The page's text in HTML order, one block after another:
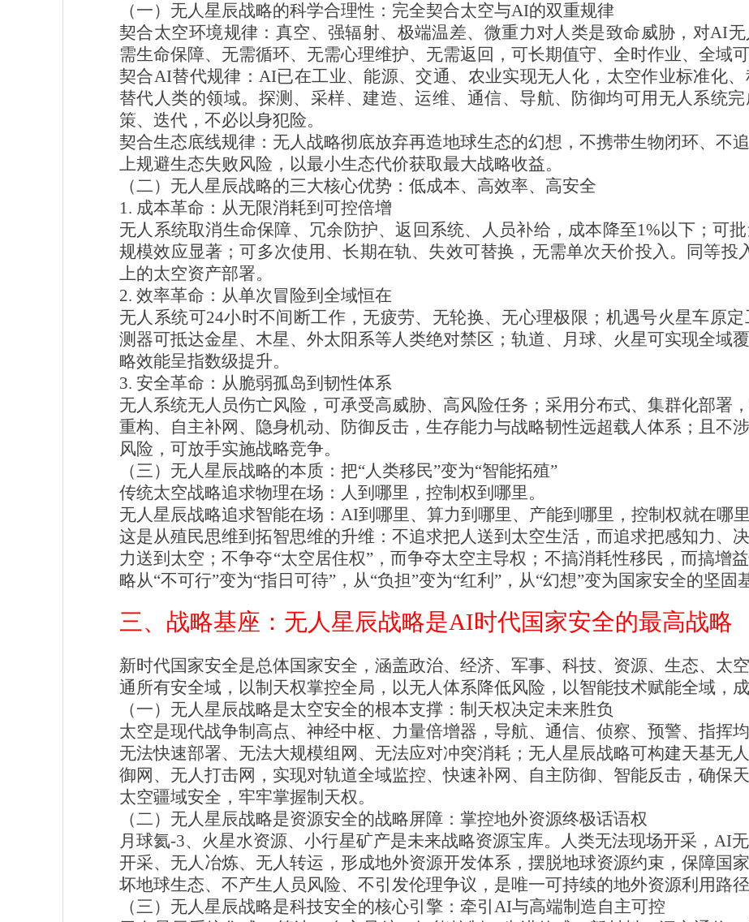
（一）无人星辰战略的科学合理性：完全契合太空与AI的双重规律
契合太空环境规律：真空、强辐射、极端温差、微重力对人类是致命威胁，对AI
需生命保障、无需循环、无需心理维护、无需返回，可长期值守、全时作业、全域可
契合AI替代规律：AI已在工业、能源、交通、农业实现无人化，太空作业标准化
替代人类的领域。探测、采样、建造、运维、通信、导航、防御均可用无人系统
策、迭代，不必以身犯险。
契合生态底线规律：无人战略彻底放弃再造地球生态的幻想，不携带生物闭环、不
上规避生态失败风险，以最小生态代价获取最大战略收益。
（二）无人星辰战略的三大核心优势：低成本、高效率、高安全
1. 成本革命：从无限消耗到可控倍增
无人系统取消生命保障、冗余防护、返回系统、人员补给，成本降至1%以下；可
规模效应显著；可多次使用、长期在轨、失效可替换，无需单次天价投入。同等投
上的太空资产部署。
2. 效率革命：从单次冒险到全域恒在
无人系统可24小时不间断工作，无疲劳、无轮换、无心理极限；机遇号火星车原
测器可抵达金星、木星、外太阳系等人类绝对禁区；轨道、月球、火星可实现全域
略效能呈指数级提升。
3. 安全革命：从脆弱孤岛到韧性体系
无人系统无人员伤亡风险，可承受高威胁、高风险任务；采用分布式、集群化部署
重构、自主补网、隐身机动、防御反击，生存能力与战略韧性远超载人体系；且不
风险，可放手实施战略竞争。
（三）无人星辰战略的本质：把“人类移民”变为“智能拓殖”
传统太空战略追求物理在场：人到哪里，控制权到哪里。
无人星辰战略追求智能在场：AI到哪里、算力到哪里、产能到哪里，控制权就在哪里
这是从殖民思维到拓智思维的升维：不追求把人送到太空生活，而追求把感知力、
力送到太空；不争夺“太空居住权”，而争夺太空主导权；不搞消耗性移民，而搞增
略从“不可行”变为“指日可待”，从“负担”变为“红利”，从“幻想”变为国家安全的坚固
三、战略基座：无人星辰战略是AI时代国家安全的最高战略
新时代国家安全是总体国家安全，涵盖政治、经济、军事、科技、资源、生态、太
通所有安全域，以制天权掌控全局，以无人体系降低风险，以智能技术赋能全域，
（一）无人星辰战略是太空安全的根本支撑：制天权决定未来胜负
太空是现代战争制高点、神经中枢、力量倍增器，导航、通信、侦察、预警、指挥
无法快速部署、无法大规模组网、无法应对冲突消耗；无人星辰战略可构建天基无
御网、无人打击网，实现对轨道全域监控、快速补网、自主防御、智能反击，确保
太空疆域安全，牢牢掌握制天权。
（二）无人星辰战略是资源安全的战略屏障：掌控地外资源终极话语权
月球氦-3、火星水资源、小行星矿产是未来战略资源宝库。人类无法现场开采，AI
开采、无人冶炼、无人转运，形成地外资源开发体系，摆脱地球资源约束，保障国
坏地球生态、不产生人员风险、不引发伦理争议，是唯一可持续的地外资源利用路径
（三）无人星辰战略是科技安全的核心引擎：牵引AI与高端制造自主可控